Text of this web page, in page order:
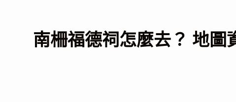
南柵福德祠怎麼去？ 地圖